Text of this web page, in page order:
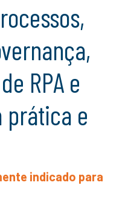
RPA e
prática e